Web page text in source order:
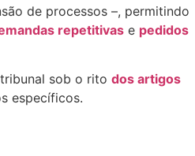
de processos –, permitindo
repetitivase pedidos
sob o rito dos artigos
específicos.